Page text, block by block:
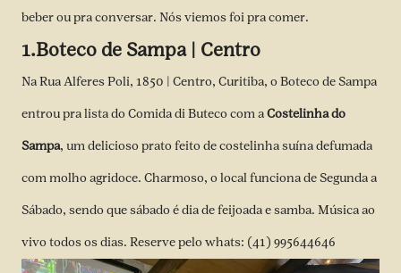
beber ou pra conversar. Nós viemos foi pra comer.
1.Boteco de Sampa | Centro
Na Rua Alferes Poli, 1850 | Centro, Curitiba, o Boteco de Sampa
entrou pra lista do Comida di Buteco com aCostelinha do
Sampa, um delicioso prato feito de costelinha suína defumada
com molho agridoce. Charmoso, o local funciona de Segunda a
Sábado, sendo que sábado é dia de feijoada e samba. Música ao
vivo todos os dias. Reserve pelo whats: (41) 995644646